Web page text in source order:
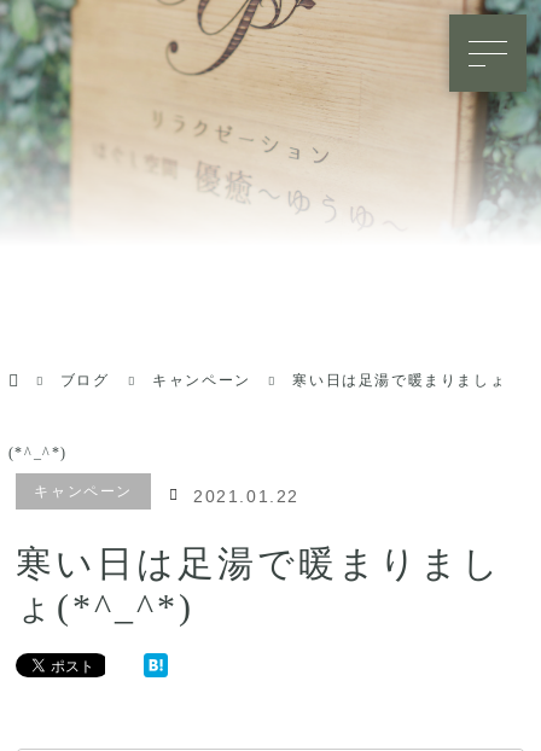
ブログ
キャンペーン 寒い日は足湯で暖まりましょ
(*^_^*)
キャンペーン 2021.01.22
寒い日は足湯で暖まりまし
ょ(*^_^*)